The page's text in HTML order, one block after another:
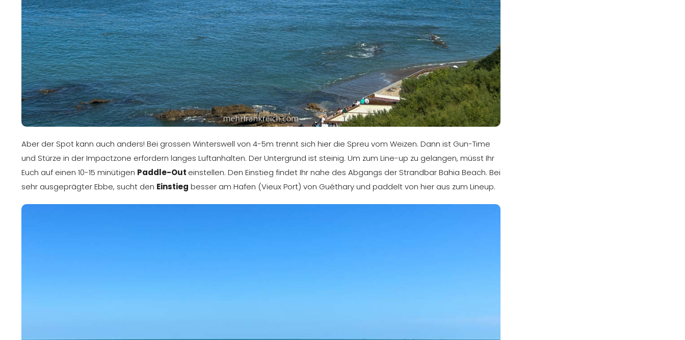
Aber der Spot kann auch anders! Bei grossen Winterswell von 4-5m trennt sich hier die Spreu vom Weizen. Dann ist Gun-Time
und Stürze in der Impactzone erfordern langes Luftanhalten. Der Untergrund ist steinig. Um zum Line-up zu gelangen, müsst Ihr
Euch auf einen 10-15 minütigen Paddle-Out einstellen. Den Einstieg findet Ihr nahe des Abgangs der Strandbar Bahia Beach. Bei
sehr ausgeprägter Ebbe, sucht den Einstieg besser am Hafen (Vieux Port) von Guéthary und paddelt von hier aus zum Lineup.